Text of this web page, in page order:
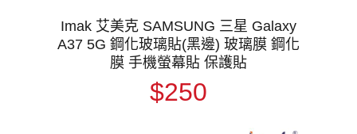
Imak 艾美克 SAMSUNG 三星 Galaxy
A37 5G 鋼化玻璃貼(黑邊) 玻璃膜 鋼化
膜 手機螢幕貼 保護貼
$250